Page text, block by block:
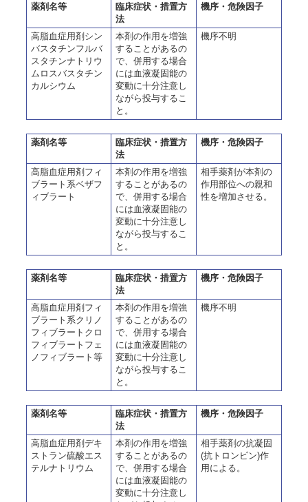
薬剤名等
臨床症状・措置方
法
機序・危険因子
高脂血症用剤シン
バスタチンフルバ
スタチンナトリウ
ムロスバスタチン
カルシウム
本剤の作用を増強
することがあるの
で、併用する場合
には血液凝固能の
変動に十分注意し
ながら投与するこ
と。
機序不明
薬剤名等
臨床症状・措置方
法
機序・危険因子
高脂血症用剤フィ
ブラート系ベザフ
ィブラート
本剤の作用を増強
することがあるの
で、併用する場合
には血液凝固能の
変動に十分注意し
ながら投与するこ
と。
相手薬剤が本剤の
作用部位への親和
性を増加させる。
薬剤名等
臨床症状・措置方
法
機序・危険因子
高脂血症用剤フィ
ブラート系クリノ
フィブラートクロ
フィブラートフェ
ノフィブラート等
本剤の作用を増強
することがあるの
で、併用する場合
には血液凝固能の
変動に十分注意し
ながら投与するこ
と。
機序不明
薬剤名等
臨床症状・措置方
法
機序・危険因子
高脂血症用剤デキ
ストラン硫酸エス
テルナトリウム
本剤の作用を増強
することがあるの
で、併用する場合
には血液凝固能の
変動に十分注意し
相手薬剤の抗凝固
(抗トロンビン)作
用による。